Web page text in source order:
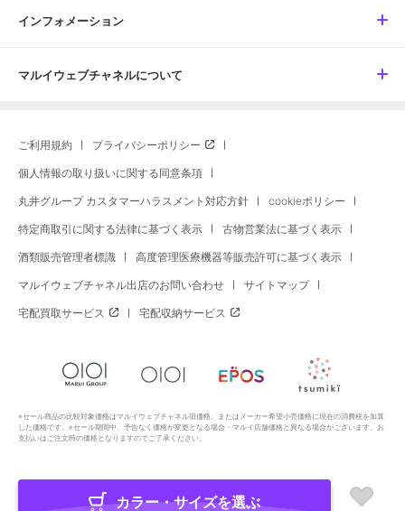
インフォメーション
マルイウェブチャネルについて
ご利用規約 プライバシーポリシー
個人情報の取り扱いに関する同意条項
丸井グループ カスタマーハラスメント対応方針 cookieポリシー
特定商取引に関する法律に基づく表示 古物営業法に基づく表示
酒類販売管理者標識 高度管理医療機器等販売許可に基づく表示
マルイウェブチャネル出店のお問い合わせ サイトマップ
宅配買取サービス 宅配収納サービス
※セール商品の比較対象価格はマルイウェブチャネル旧価格、またはメーカー希望小売価格に現在の消費税を加算
した価格です。※セール期間中、予告なく価格が変更となる場合・マルイ店舗価格と異なる場合がございます。お
支払いはご注文時の価格となりますのでご了承ください。
Copyright All Rights Reserved. MARUI Co., Ltd
カラー・サイズを選ぶ